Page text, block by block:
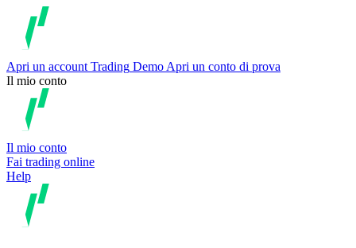
Apri un account Trading Demo Apri un conto di prova
Il mio conto
Il mio conto
Fai trading online
Help